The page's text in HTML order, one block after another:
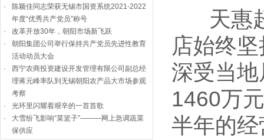
·
陈颖佳同志荣获无锡市国资系统2021-2022
年度“优秀共产党员”称号
·
改革开放30年，朝阳市场新飞跃
·
朝阳集团公司举行保持共产党员先进性教育
活动动员大会
·
西宁农商投资建设开发管理有限公司副总经
理蒋元峰率队到无锡朝阳农产品大市场参观
考察
·
光环里闪耀着艰辛的一首首歌
·
大雪纷飞影响“菜篮子”———网上急调蔬菜
保供应
天惠超
店始终
深受当
1460万
半年的